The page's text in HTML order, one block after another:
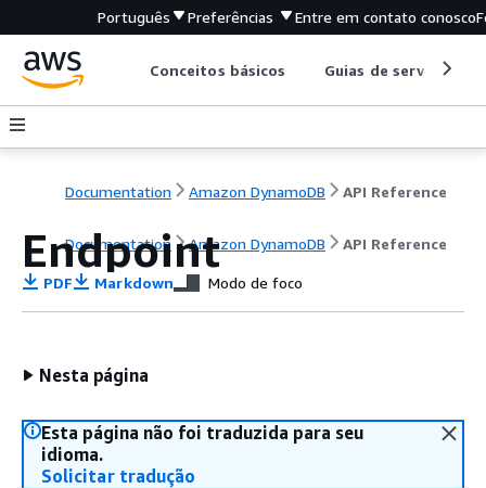
Português Preferências Entre em contato conosco
Conceitos básicos Guias de serviço
Documentation Amazon DynamoDB API Reference
Documentation Amazon DynamoDB API Reference
Endpoint
PDF Markdown Modo de foco
Nesta página
Esta página não foi traduzida para seu
idioma.
Solicitar tradução